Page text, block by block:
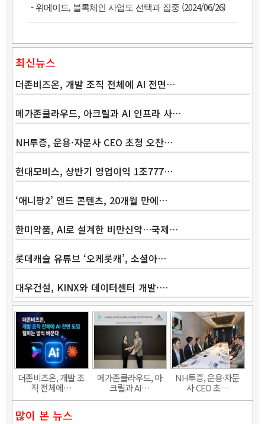
- 위메이드, 블록체인 사업도 선택과 집중 (2024/06/26)
최신뉴스
더존비즈온, 개발 조직 전체에 AI 전면…
메가존클라우드, 아크릴과 AI 인프라 사…
NH투증, 운용·자문사 CEO 초청 오찬…
현대모비스, 상반기 영업이익 1조777…
‘애니팡2’ 엔드 콘텐츠, 20개월 만에…
한미약품, AI로 설계한 비만신약…국제…
롯데캐슬 유튜브 ‘오케롯캐’, 소셜아…
대우건설, KINX와 데이터센터 개발·…
더존비즈온, 개발 조
직 전체에…
메가존클라우드, 아
크릴과 AI…
NH투증, 운용·자문
사 CEO 초…
많이 본 뉴스